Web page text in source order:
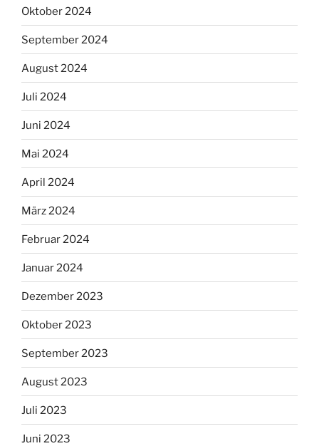
Oktober 2024
September 2024
August 2024
Juli 2024
Juni 2024
Mai 2024
April 2024
März 2024
Februar 2024
Januar 2024
Dezember 2023
Oktober 2023
September 2023
August 2023
Juli 2023
Juni 2023